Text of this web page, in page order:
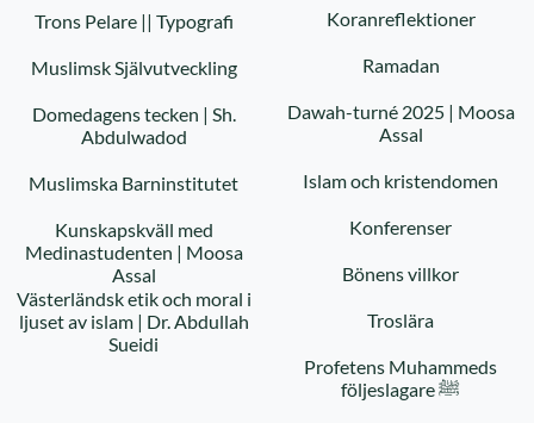
Koranreflektioner
Trons Pelare || Typografi
Ramadan
Muslimsk Självutveckling
Dawah-turné 2025 | Moosa
Assal
Domedagens tecken | Sh.
Abdulwadod
Islam och kristendomen
Muslimska Barninstitutet
Konferenser
Kunskapskväll med
Medinastudenten | Moosa
Assal
Bönens villkor
Västerländsk etik och moral i
ljuset av islam | Dr. Abdullah
Sueidi
Troslära
Profetens Muhammeds
följeslagare ﷺ